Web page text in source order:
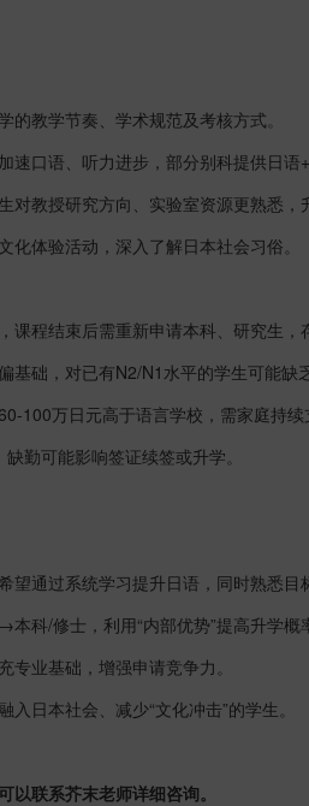
的教学节奏、学术规范及考核方式。
速口语、 听力进步，部分别科提供日语+
对教授研究方向、实验室资源更熟悉，
化体验活动，深入了解日本社会习俗。
课程结束后需重新申请本科、研究生，
基础，对已有N2/N1 水平的学生可能缺
60-100万日元高于语言学校，需家庭持
缺勤可能影响签证续签或升学。
望通过系统学习提升日语，同时熟悉目
→本科/修士，利用“内部优势”提高升学概
专业基础，增强申请竞争力。
入日本社会、减少“文化冲击”的学生。
以联系芥末老师详细咨询。